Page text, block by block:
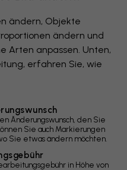
ändern, Objekte
ändern und
Arten anpassen. Unten,
erfahren Sie, wie
Änderungswunsch, den Sie
Sie auch Markierungen
Sie etwas ändern möchten.
in Höhe von